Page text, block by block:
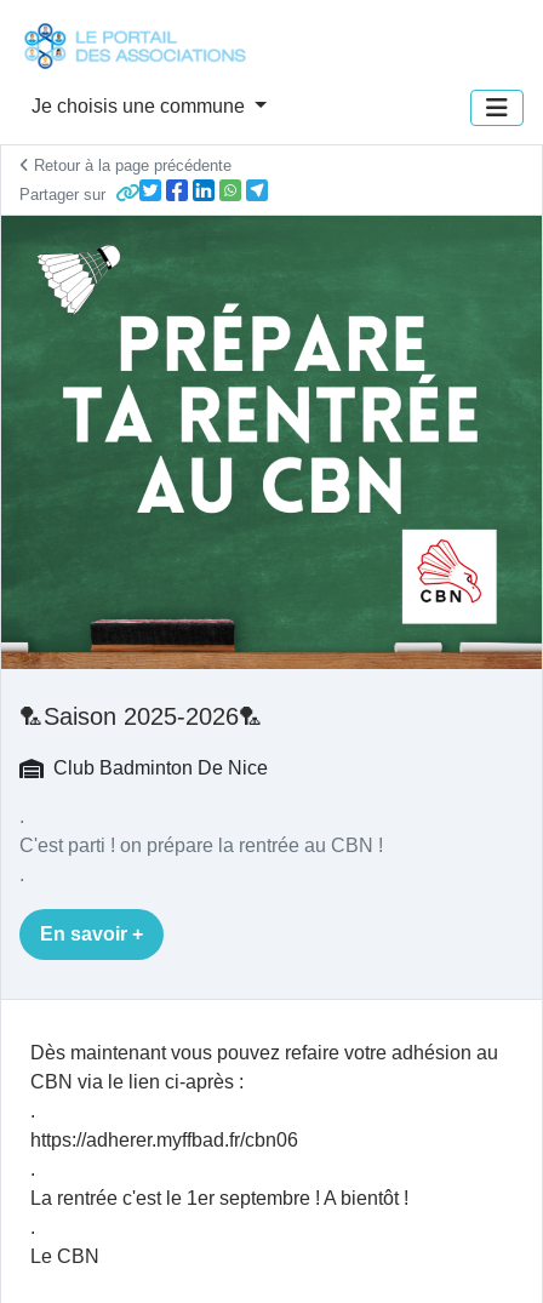
Je choisis une commune
Retour à la page précédente
Partager sur
🏸Saison 2025-2026🏸
Club Badminton De Nice
.
C'est parti ! on prépare la rentrée au CBN !
.
En savoir +
Dès maintenant vous pouvez refaire votre adhésion au
CBN via le lien ci-après :
.
https://adherer.myffbad.fr/cbn06
.
La rentrée c'est le 1er septembre ! A bientôt !
.
Le CBN